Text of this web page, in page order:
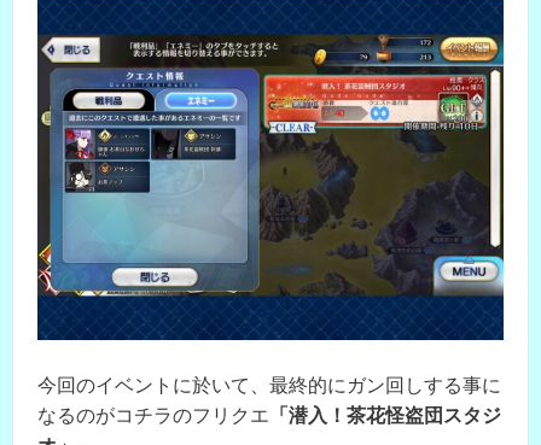
今回のイベントに於いて、最終的にガン回しする事に
なるのがコチラのフリクエ 「潜入！茶花怪盗団スタジ